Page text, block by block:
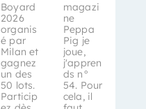
Boyard
2026
organis
é par
Milan et
gagnez
un des
50 lots.
Particip
magazi
ne
Peppa
Pig je
joue,
j'appren
ds n°
54. Pour
cela, il